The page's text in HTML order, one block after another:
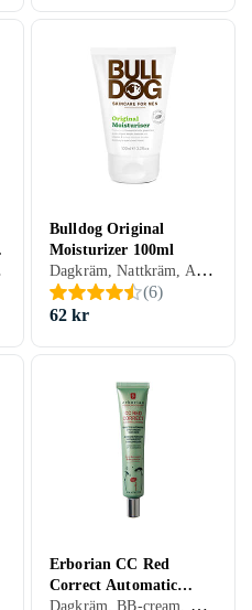
Mogen
Bulldog Original
Moisturizer 100ml
Dagkräm, Nattkräm, Anti age, Dam, Herr, Mjukgörande, Rengörande, Uppfriskande/Kylande, Återfuktande, Antioxidant, Normal, Blandad, Torr, Alla, Känslig, Mogen
(6)
62 kr
Erborian CC Red
Correct Automatic
Perfector Cream SPF25
Dagkräm, BB-cream, CC-cream, Dagkräm med SPF, Dam, Anti-redness, Anti-blemish, Avslappnande, Mjukgörande, Återfuktande, Lyster, Motverkar rynkor, Antioxidant, Uppstramande, Regenererande, Oljefri, Lugnande, Normal, Blandad, Torr, Fet, Alla, Känslig, Mogen